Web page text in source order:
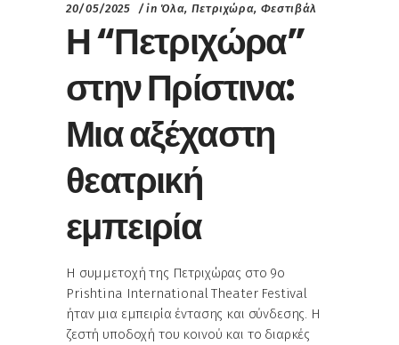
20/05/2025 in Όλα, Πετριχώρα, Φεστιβάλ
Η “Πετριχώρα”
στην Πρίστινα:
Μια αξέχαστη
θεατρική
εμπειρία
Η συμμετοχή της Πετριχώρας στο 9ο
Prishtina International Theater Festival
ήταν μια εμπειρία έντασης και σύνδεσης. Η
ζεστή υποδοχή του κοινού και το διαρκές